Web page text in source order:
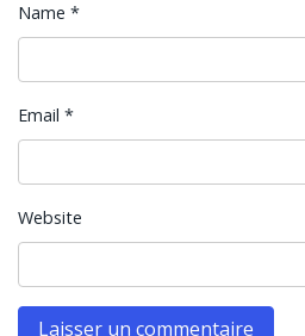
Name *
Email *
Website